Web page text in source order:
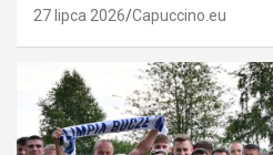
27 lipca 2026 Capuccino.eu